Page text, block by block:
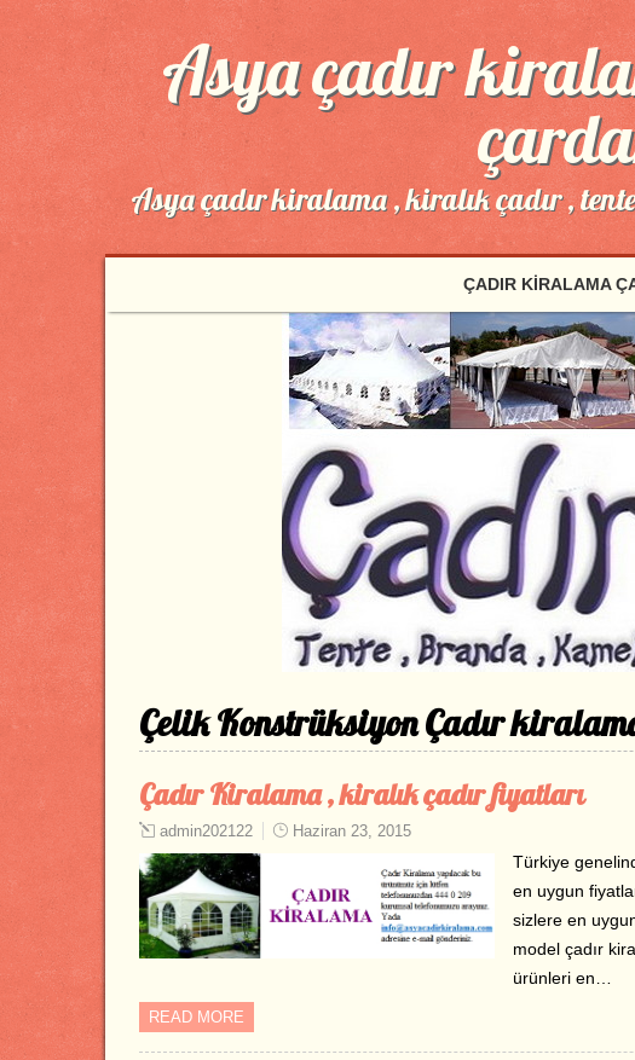
Asya çadır
Asya çadır kiralama , kiralık çadır ,
ÇADIR KIRALAMA
Çelik Konstrüksiyon Çadır
Çadır Kiralama , kiralık çadır fiyatları
admin202122 Haziran 23, 2015
Türkiye
en uygun
sizlere en
model çadır
ürünleri en…
READ MORE